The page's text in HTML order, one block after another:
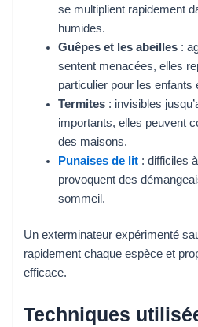
se multiplient rapidement
humides.
Guêpes et les abeilles:
sentent menacées, elles
particulier pour les enfants
Termites: invisibles
importants, elles peuvent
des maisons.
Punaises de lit: difficiles
provoquent des
sommeil.
Un exterminateur expérimenté
rapidement chaque espèce et
efficace.
Techniques